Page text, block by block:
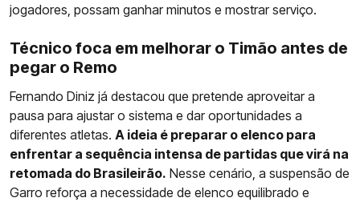
jogadores, possam ganhar minutos e mostrar serviço.
Técnico foca em melhorar o Timão antes de
pegar o Remo
Fernando Diniz já destacou que pretende aproveitar a
pausa para ajustar o sistema e dar oportunidades a
diferentes atletas. A ideia é preparar o elenco para
enfrentar a sequência intensa de partidas que virá na
retomada do Brasileirão. Nesse cenário, a suspensão de
Garro reforça a necessidade de elenco equilibrado e